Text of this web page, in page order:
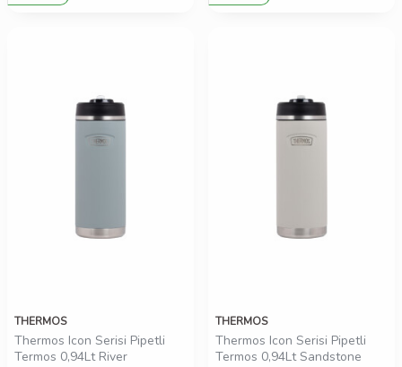
THERMOS
Thermos Icon Serisi Pipetli
Termos 0,94Lt River
THERMOS
Thermos Icon Serisi Pipetli
Termos 0,94Lt Sandstone